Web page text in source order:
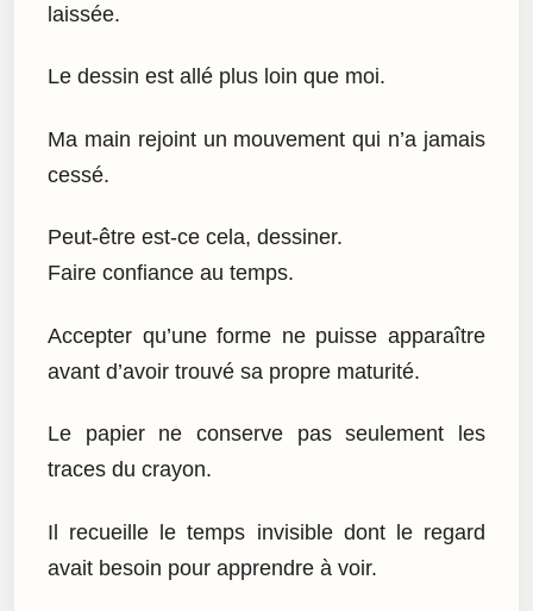
laissée.
Le dessin est allé plus loin que moi.
Ma main rejoint un mouvement qui n’a jamais
cessé.
Peut-être est-ce cela, dessiner.
Faire confiance au temps.
Accepter qu’une forme ne puisse apparaître
avant d’avoir trouvé sa propre maturité.
Le papier ne conserve pas seulement les
traces du crayon.
Il recueille le temps invisible dont le regard
avait besoin pour apprendre à voir.